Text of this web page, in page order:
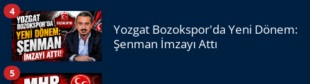
Yozgat Bozokspor'da Yeni Dönem:
Şenman İmzayı Attı
4
5